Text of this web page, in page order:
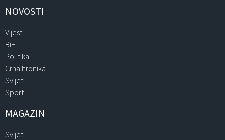
NOVOSTI
Vijesti
BiH
Politika
Crna hronika
Svijet
Sport
MAGAZIN
Svijet